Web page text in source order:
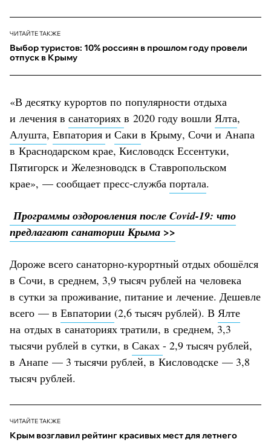
ЧИТАЙТЕ ТАКЖЕ
Выбор туристов: 10% россиян в прошлом году провели
отпуск в Крыму
«В десятку курортов по популярности отдыха
и лечения в санаториях в 2020 году вошли Ялта,
Алушта, Евпатория и Саки в Крыму, Сочи и Анапа
в Краснодарском крае, Кисловодск Ессентуки,
Пятигорск и Железноводск в Ставропольском
крае», — сообщает пресс-служба портала.
Программы оздоровления после Covid-19: что
предлагают санатории Крыма >>
Дороже всего санаторно-курортный отдых обошёлся
в Сочи, в среднем, 3,9 тысяч рублей на человека
в сутки за проживание, питание и лечение. Дешевле
всего — в Евпатории (2,6 тысяч рублей). В Ялте
на отдых в санаториях тратили, в среднем, 3,3
тысячи рублей в сутки, в Саках - 2,9 тысяч рублей,
в Анапе — 3 тысячи рублей, в Кисловодске — 3,8
тысяч рублей.
ЧИТАЙТЕ ТАКЖЕ
Крым возглавил рейтинг красивых мест для летнего